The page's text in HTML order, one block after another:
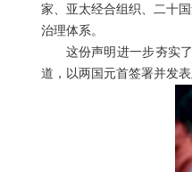
家、亚太经合组织、二十
治理体系。
这份声明进一步夯实
道，以两国元首签署并发